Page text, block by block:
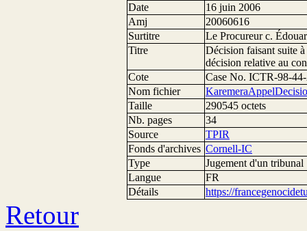
Date
16 juin 2006
Amj
20060616
Surtitre
Le Procureur c.
Titre
Décision faisant suite
décision relative au
Cote
Case No. ICTR-98-
Nom fichier
Taille
290545 octets
Nb. pages
34
Source
TPIR
Fonds d'archives Cornell-IC
Type
Jugement d'un tribunal
Langue
FR
Détails
https://
Retour